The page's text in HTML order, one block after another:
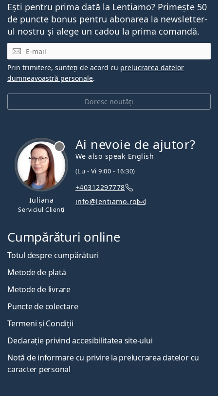
Ești pentru prima dată la Lentiamo? Primește 50
de puncte bonus pentru abonarea la newsletter-
ul nostru și alege un cadou la prima comandă.
E-mail
Doresc noutăți
Prin trimitere, sunteți de acord cu prelucrarea datelor
dumneavoastră personale.
Iuliana
Serviciul Clienți
Ai nevoie de ajutor?
We also speak English
(Lu - Vi 9:00 - 16:30)
+40312297778
info@lentiamo.ro
Cumpărături online
Totul despre cumpărături
Metode de plată
Metode de livrare
Puncte de colectare
Termeni și Condiții
Declarație privind accesibilitatea site-ului
Notă de informare cu privire la prelucrarea datelor cu
caracter personal